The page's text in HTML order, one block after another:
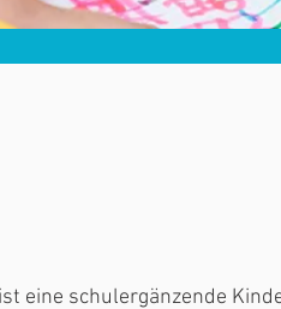
eine schulergänzende